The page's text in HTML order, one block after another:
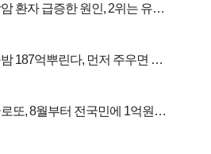
환자 급증한 원인, 2위는 유산
187억뿌린다, 먼저 주우면 최
또, 8월부터 전국민에 1억원씩